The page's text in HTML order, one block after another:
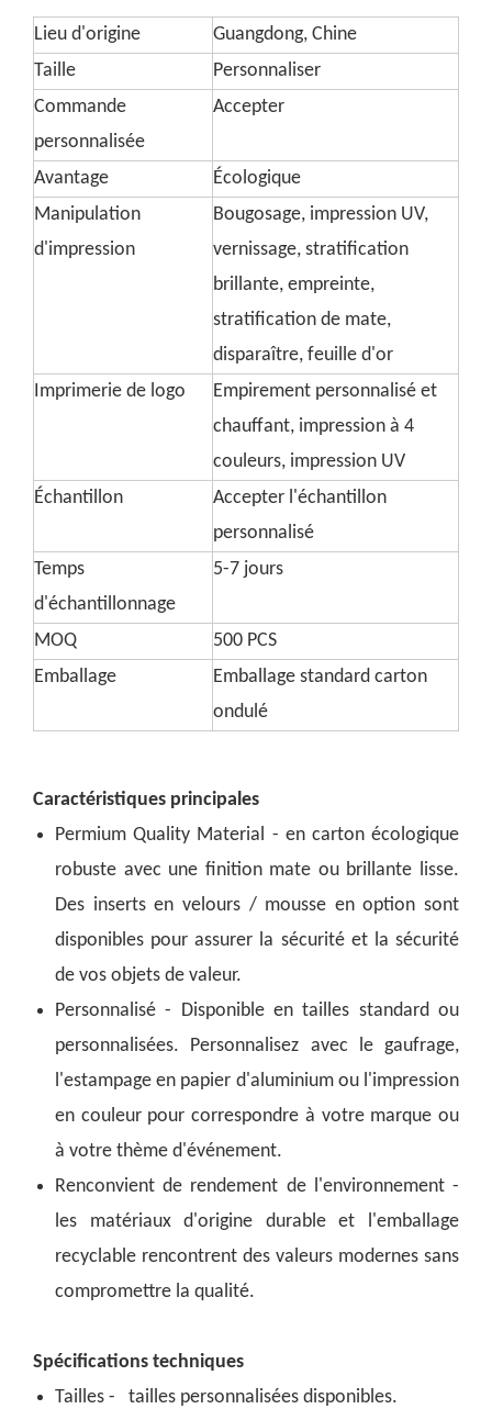
Lieu d'origine
Guangdong, Chine
Taille
Personnaliser
Commande
personnalisée
Accepter
Avantage
Écologique
Manipulation
d'impression
Bougosage, impression UV,
vernissage, stratification
brillante, empreinte,
stratification de mate,
disparaître, feuille d'or
Imprimerie de logo
Empirement personnalisé et
chauffant, impression à 4
couleurs, impression UV
Échantillon
Accepter l'échantillon
personnalisé
Temps
d'échantillonnage
5-7 jours
MOQ
500 PCS
Emballage
Emballage standard carton
ondulé
Caractéristiques principales
Permium Quality Material - en carton écologique
robuste avec une finition mate ou brillante lisse.
Des inserts en velours / mousse en option sont
disponibles pour assurer la sécurité et la sécurité
de vos objets de valeur.
Personnalisé - Disponible en tailles standard ou
personnalisées. Personnalisez avec le gaufrage,
l'estampage en papier d'aluminium ou l'impression
en couleur pour correspondre à votre marque ou
à votre thème d'événement.
Renconvient de rendement de l'environnement -
les matériaux d'origine durable et l'emballage
recyclable rencontrent des valeurs modernes sans
compromettre la qualité.
Spécifications techniques
Tailles - tailles personnalisées disponibles.